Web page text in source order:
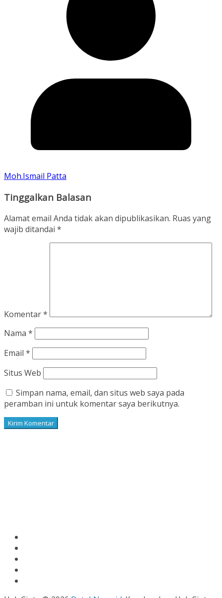
Moh.Ismail Patta
Tinggalkan Balasan
Alamat email Anda tidak akan dipublikasikan. Ruas yang
wajib ditandai *
Komentar*
Nama *
Email *
Situs Web
Simpan nama, email, dan situs web saya pada
peramban ini untuk komentar saya berikutnya.